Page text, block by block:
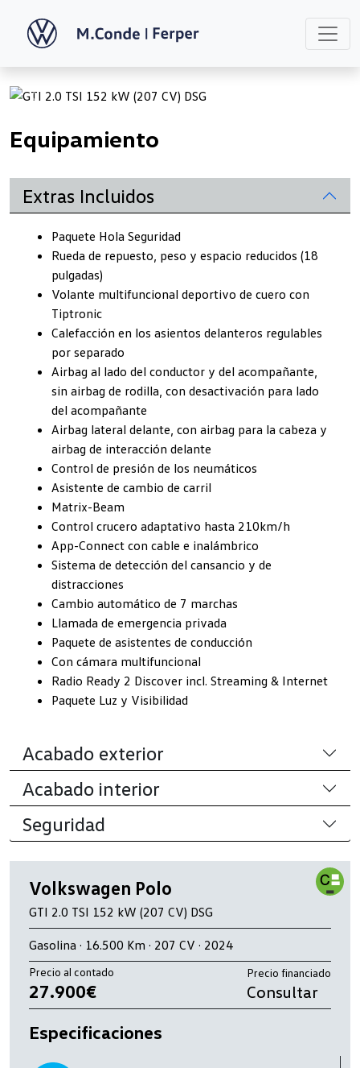
Previous
Equipamiento
Extras Incluidos
Paquete Hola Seguridad
Rueda de repuesto, peso y espacio reducidos (18
pulgadas)
Volante multifuncional deportivo de cuero con
Tiptronic
Calefacción en los asientos delanteros regulables
por separado
Airbag al lado del conductor y del acompañante,
sin airbag de rodilla, con desactivación para lado
del acompañante
Airbag lateral delante, con airbag para la cabeza y
airbag de interacción delante
Control de presión de los neumáticos
Asistente de cambio de carril
Matrix-Beam
Control crucero adaptativo hasta 210km/h
App-Connect con cable e inalámbrico
Sistema de detección del cansancio y de
distracciones
Cambio automático de 7 marchas
Llamada de emergencia privada
Paquete de asistentes de conducción
Con cámara multifuncional
Radio Ready 2 Discover incl. Streaming & Internet
Paquete Luz y Visibilidad
Acabado exterior
Acabado interior
Seguridad
Volkswagen Polo
GTI 2.0 TSI 152 kW (207 CV) DSG
Gasolina · 16.500 Km · 207 CV · 2024
Precio al contado
27.900€
Precio financiado
Consultar
Especificaciones